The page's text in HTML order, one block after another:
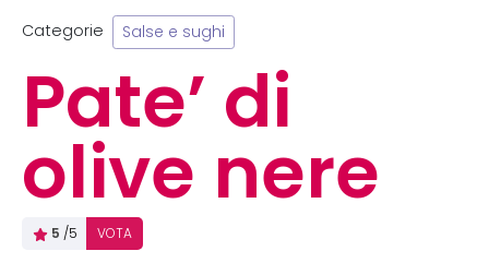
Categorie Salse e sughi
Pate’ di
olive nere
5 /5 VOTA